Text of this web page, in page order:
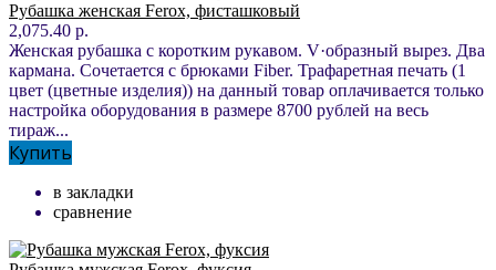
Рубашка женская Ferox, фисташковый
2,075.40 р.
Женская рубашка с коротким рукавом. V·образный вырез. Два
кармана. Сочетается с брюками Fiber. Трафаретная печать (1
цвет (цветные изделия)) на данный товар оплачивается только
настройка оборудования в размере 8700 рублей на весь
тираж...
Купить
в закладки
сравнение